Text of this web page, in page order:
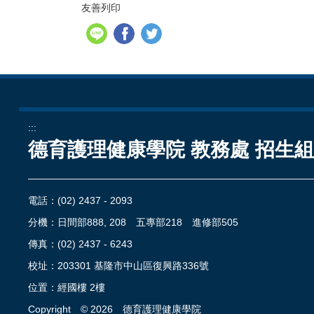
友善列印
:::
德育護理健康學院 教務處 招生組
電話：(02) 2437 - 2093
分機：日間部888, 208 五專部218 進修部505
傳真：(02) 2437 - 6243
校址：203301 基隆市中山區復興路336號
位置：經國樓 2樓
Copyright ©2026 德育護理健康學院